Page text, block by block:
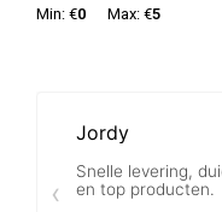
Min: €0 Max: €5